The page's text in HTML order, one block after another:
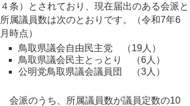
４条）とされており、現在届出のある会派と
所属議員数は次のとおりです。（令和7年6
月時点）
鳥取県議会自由民主党 （19人）
鳥取県議会民主とっとり （6人）
公明党鳥取県議会議員団 （3人）
会派のうち、所属議員数が議員定数の10